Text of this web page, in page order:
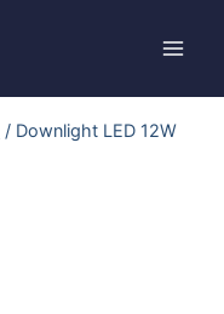
/ Downlight LED 12W